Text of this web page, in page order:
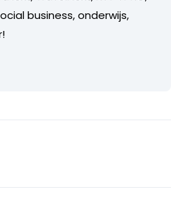
business, onderwijs,